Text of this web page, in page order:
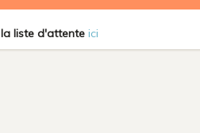
la liste d'attente ici